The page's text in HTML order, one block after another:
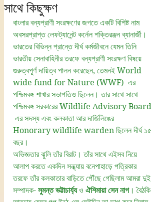
সাথে কিছুক্ষণ
বাংলার বন্যপ্রাণী সংরক্ষণের জগতে একটি বিশিষ্ট নাম
অবসরপ্রাপ্ত লেফট্যানেন্ট কর্নেল শক্তিরঞ্জন ব্যানার্জী।
ভারতের বিভিন্ন প্রান্তে দীর্ঘ কর্মজীবনে যেমন তিনি
ভারতীয় সেনাবাহিনীর তরফে বন্যপ্রাণী সংরক্ষণ বিষয়ে
গুরুত্বপূর্ণ দায়িত্ব পালন করেছেন, তেমনই World
wide fund for Nature (WWF)  এর
পশ্চিমবঙ্গ শাখার সভাপতিও ছিলেন। তার সাথে সাথে
পশ্চিমবঙ্গ সরকারের Wildlife Advisory Board
এর সদস্য এবং কলকাতা আর দার্জিলিঙের
Honorary wildlife warden ছিলেন দীর্ঘ ১৫
বছর।
অভিজ্ঞতার ঝুলি তাঁর বিরাট। তাঁর সাথে এইসব নিয়ে
আলাপ করতে একদিন সন্ধ্যায় বনেপাহাড়ে পত্রিকার
তরফে তাঁর কলকাতার বাড়িতে পৌঁছে গেছিলাম আমরা দুই
সম্পাদক- সুমন্ত ভট্টাচার্য্য ও ঐশিমায়া সেন নাগ। বৈঠকি